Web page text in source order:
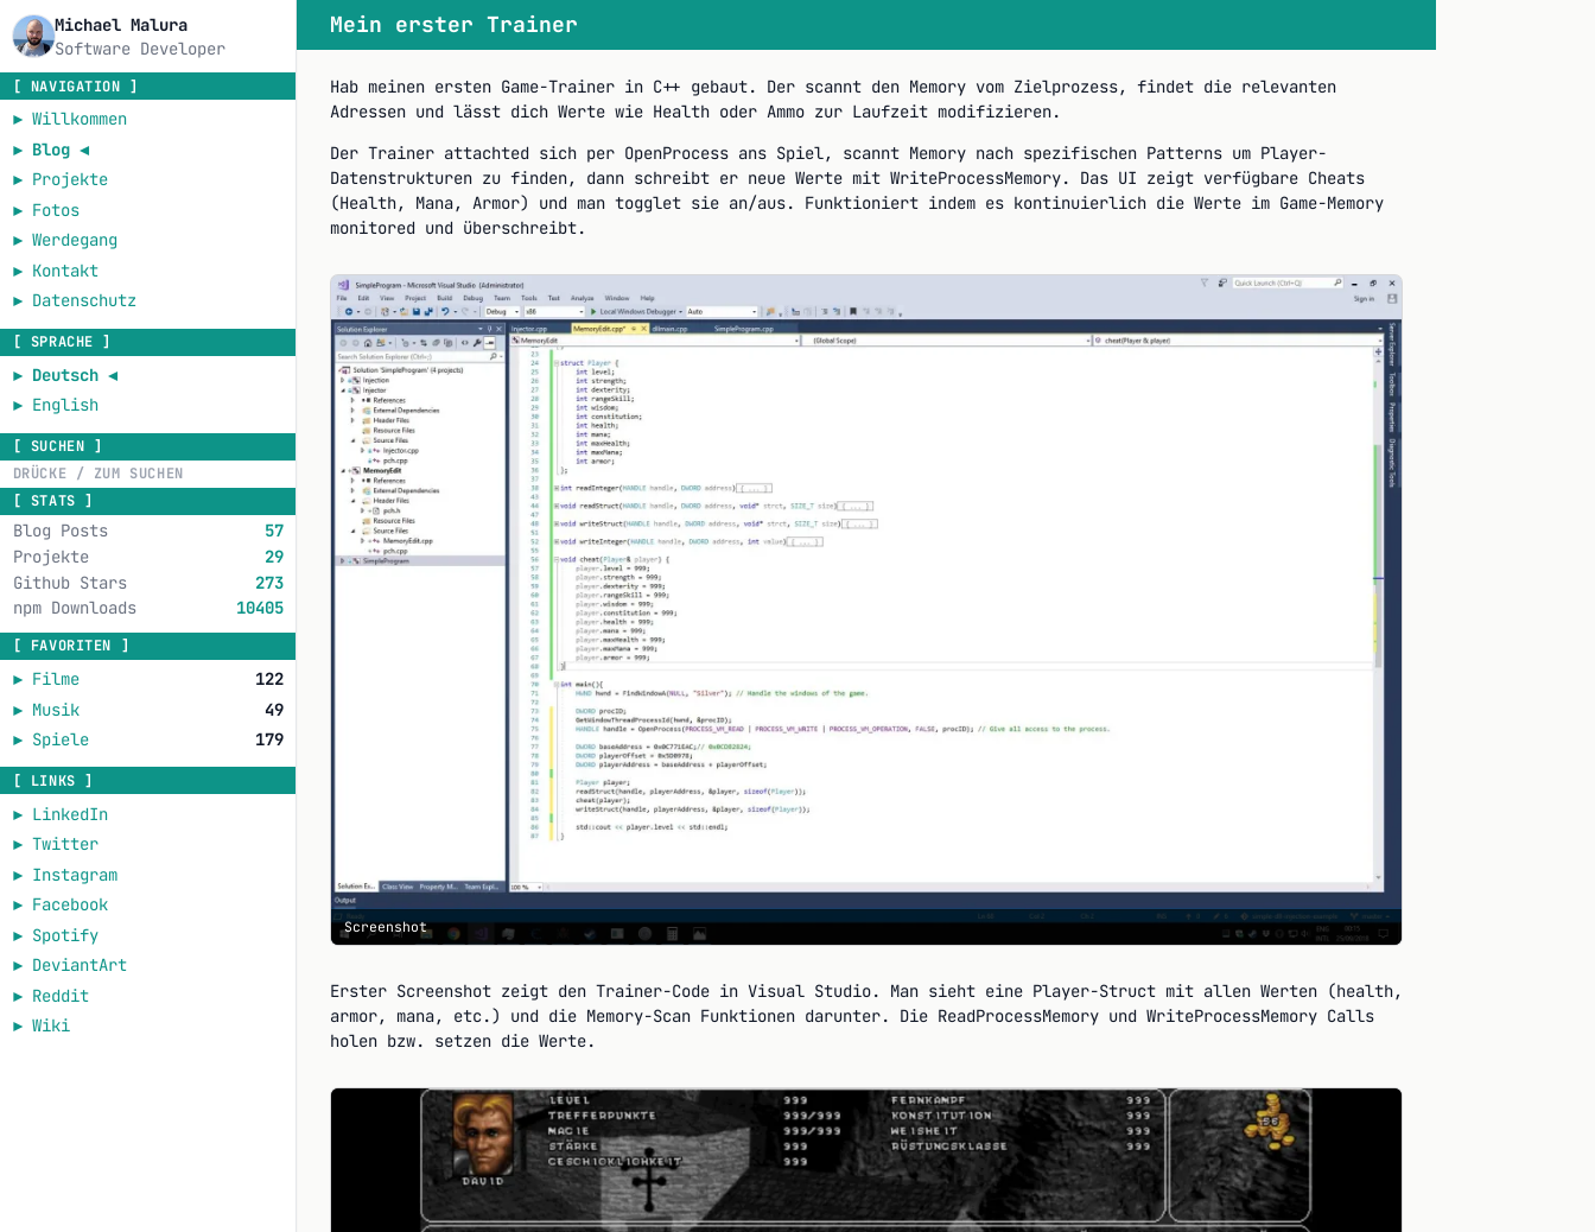
Michael Malura
Software Developer
[ NAVIGATION ]
► Willkommen
► Blog◄
► Projekte
► Fotos
► Werdegang
► Kontakt
► Datenschutz
[ SPRACHE ]
► Deutsch◄
► English
[ SUCHEN ]
[ STATS ]
Blog Posts
57
Projekte
29
Github Stars
273
npm Downloads
10405
[ FAVORITEN ]
► Filme
122
► Musik
49
► Spiele 179
[ LINKS ]
► LinkedIn
► Twitter
► Instagram
► Facebook
► Spotify
► DeviantArt
► Reddit
► Wiki
Mein erster Trainer
Hab meinen ersten Game-Trainer in C++ gebaut. Der scannt den Memory vom Zielprozess, findet die relevanten
Adressen und lässt dich Werte wie Health oder Ammo zur Laufzeit modifizieren.
Der Trainer attachted sich per OpenProcess ans Spiel, scannt Memory nach spezifischen Patterns um Player-
Datenstrukturen zu finden, dann schreibt er neue Werte mit WriteProcessMemory. Das UI zeigt verfügbare Cheats
(Health, Mana, Armor) und man togglet sie an/aus. Funktioniert indem es kontinuierlich die Werte im Game-Memory
monitored und überschreibt.
Screenshot
Erster Screenshot zeigt den Trainer-Code in Visual Studio. Man sieht eine Player-Struct mit allen Werten (health,
armor, mana, etc.) und die Memory-Scan Funktionen darunter. Die ReadProcessMemory und WriteProcessMemory Calls
holen bzw. setzen die Werte.